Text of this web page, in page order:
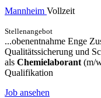
Mannheim Vollzeit
Stellenangebot
...obenentnahme Enge
Qualitätssicherung und
als Chemielaborant (m/
Qualifikation
Job ansehen